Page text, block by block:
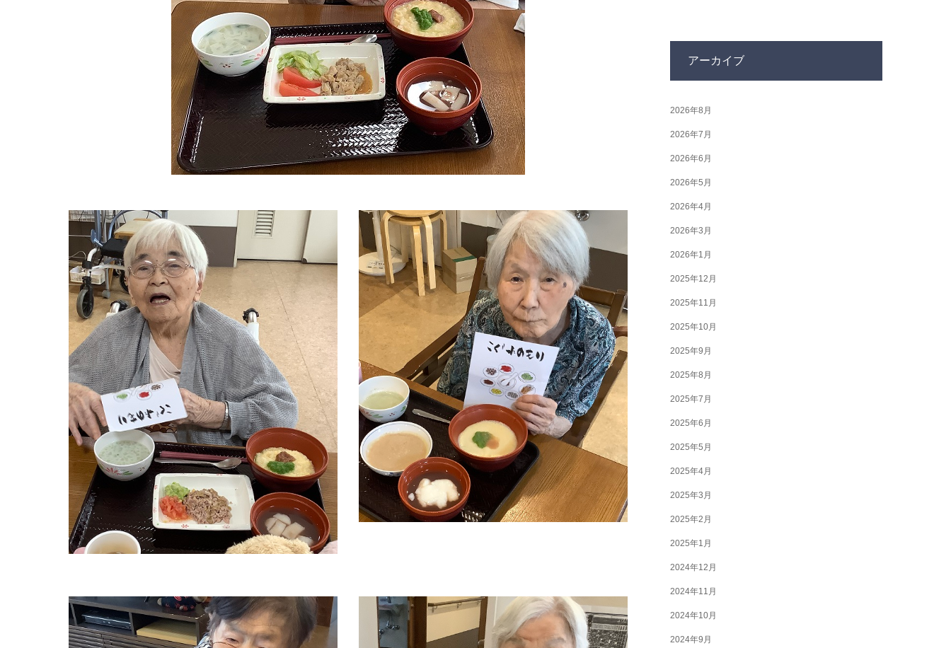
アーカイブ
2026年8月
2026年7月
2026年6月
2026年5月
2026年4月
2026年3月
2026年1月
2025年12月
2025年11月
2025年10月
2025年9月
2025年8月
2025年7月
2025年6月
2025年5月
2025年4月
2025年3月
2025年2月
2025年1月
2024年12月
2024年11月
2024年10月
2024年9月